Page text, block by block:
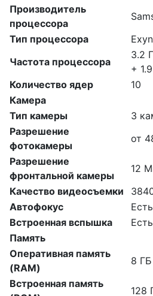
Производитель
процессора
Тип процессора
Частота процессора
3.2
+
Количество ядер
10
Камера
Тип камеры
3
Разрешение
фотокамеры
от
Разрешение
фронтальной камеры
12
Качество видеосъемки
Автофокус
Есть
Встроенная вспышка
Есть
Память
Оперативная память
(RAM)
8 ГБ
Встроенная память
128